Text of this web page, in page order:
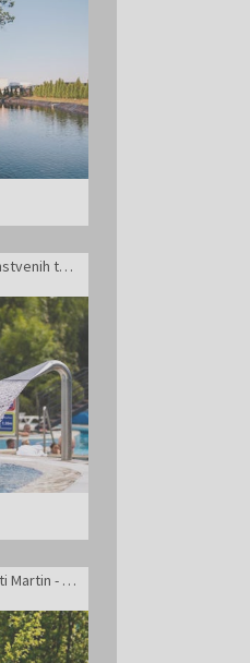
Hotel Bioterme - Mini poletni oddih v edinstvenih termah
Glamping Resort Halicanum - Toplice Sveti Martin - Oddih med tednom z vključeno masažo